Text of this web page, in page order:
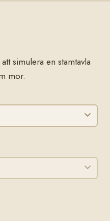
simulera en stamtavla
mor.